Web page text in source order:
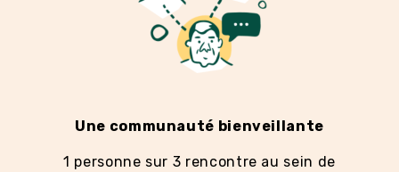
Une communauté bienveillante
1 personne sur 3 rencontre au sein de